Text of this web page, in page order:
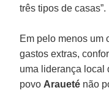
três tipos de casas”.
Em pelo menos um
gastos extras,
uma liderança local
povo Araueté não